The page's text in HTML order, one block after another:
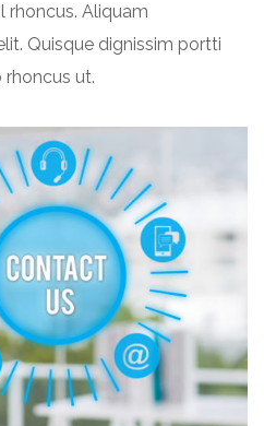
rhoncus. Aliquam
Quisque dignissim portti
rhoncus ut.